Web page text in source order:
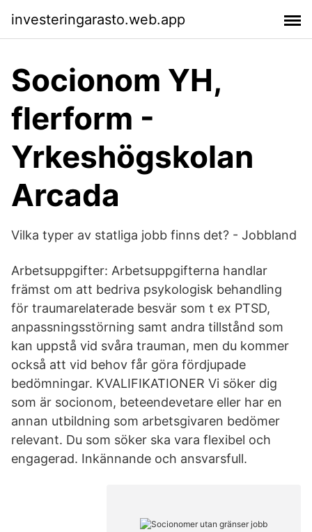
investeringarasto.web.app
Socionom YH,
flerform -
Yrkeshögskolan
Arcada
Vilka typer av statliga jobb finns det? - Jobbland
Arbetsuppgifter: Arbetsuppgifterna handlar
främst om att bedriva psykologisk behandling
för traumarelaterade besvär som t ex PTSD,
anpassningsstörning samt andra tillstånd som
kan uppstå vid svåra trauman, men du kommer
också att vid behov får göra fördjupade
bedömningar. KVALIFIKATIONER Vi söker dig
som är socionom, beteendevetare eller har en
annan utbildning som arbetsgivaren bedömer
relevant. Du som söker ska vara flexibel och
engagerad. Inkännande och ansvarsfull.